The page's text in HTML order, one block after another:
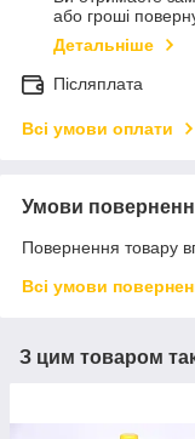
або гроші
Детальніше
Післяплата
Всі умови оплати
Умови
Повернення товару
Всі умови
З цим товаром